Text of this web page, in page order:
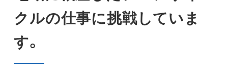
クルの仕事に挑戦していま
す。